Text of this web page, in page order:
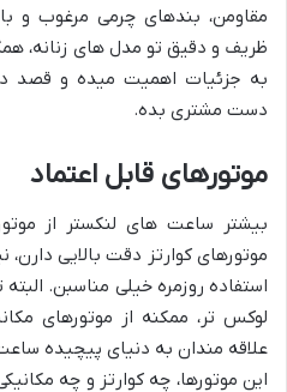
مقاومن، بندهای چرمی مرغوب و
ظریف و دقیق تو مدل های زنانه،
به جزئیات اهمیت میده و قصد
دست مشتری بده.
موتورهای قابل اعتماد
بیشتر ساعت های لنکستر از
موتورهای کوارتز دقت بالایی دارن،
استفاده روزمره خیلی مناسبن.
لوکس تر، ممکنه از موتورهای
علاقه مندان به دنیای پیچیده
این موتورها، چه کوارتز و چه